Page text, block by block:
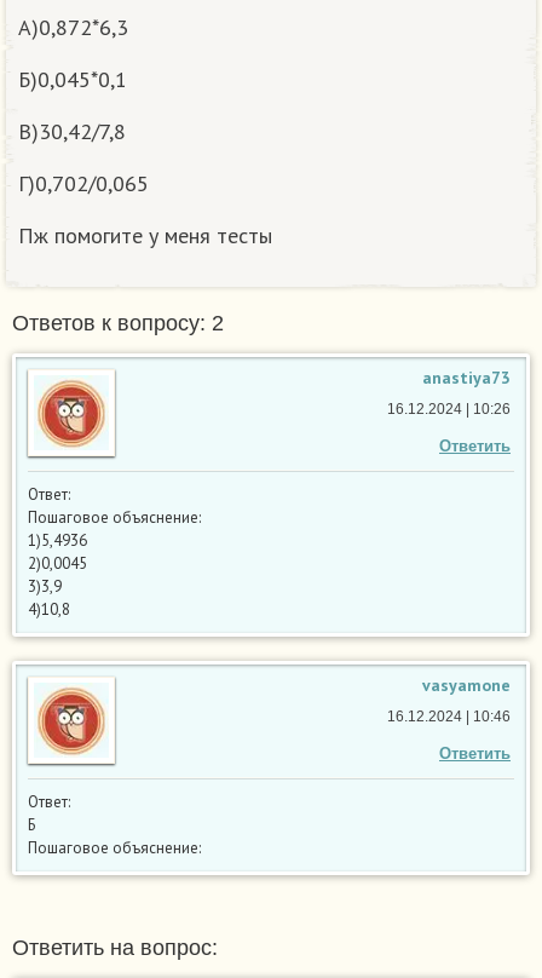
А)0,872*6,3
Б)0,045*0,1
В)30,42/7,8
Г)0,702/0,065
Пж помогите у меня тесты
Ответов к вопросу: 2
anastiya73
Ответить
16.12.2024 | 10:26
Ответ:
Пошаговое объяснение:
1)5,4936
2)0,0045
3)3,9
4)10,8
vasyamone
Ответить
16.12.2024 | 10:46
Ответ:
Б
Пошаговое объяснение:
Ответить на вопрос: